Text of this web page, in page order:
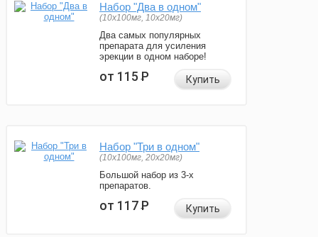
Набор "Два в одном"
(10x100мг, 10x20мг)
Два самых популярных
препарата для усиления
эрекции в одном наборе!
от 115Р Купить
Набор "Три в одном"
(10x100мг, 20x20мг)
Большой набор из 3-х
препаратов.
от 117Р Купить